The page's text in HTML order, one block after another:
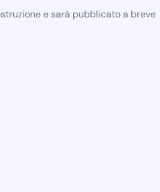
e sarà pubblicato a breve